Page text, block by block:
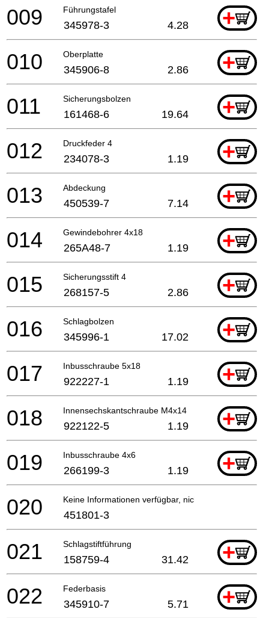
Führungstafel +
009 345978-3 4.28
Oberplatte +
010 345906-8 2.86
Sicherungsbolzen +
011 161468-6 19.64
Druckfeder 4 +
012 234078-3 1.19
Abdeckung +
013 450539-7 7.14
Gewindebohrer 4x18 +
014 265A48-7 1.19
Sicherungsstift 4 +
015 268157-5 2.86
Schlagbolzen +
016 345996-1 17.02
Inbusschraube 5x18 +
017 922227-1 1.19
Innensechskantschraube M4x14 +
018 922122-5 1.19
Inbusschraube 4x6 +
019 266199-3 1.19
Keine Informationen verfügbar, nicht bestellbar
020 451801-3
Schlagstiftführung +
021 158759-4 31.42
Federbasis +
022 345910-7 5.71